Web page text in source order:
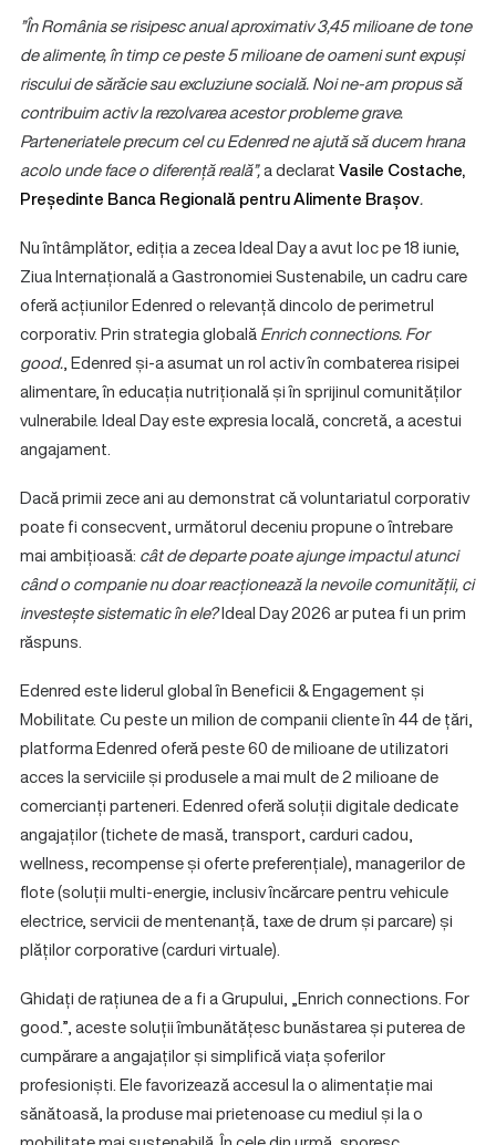
”În România se risipesc anual aproximativ 3,45 milioane de tone
de alimente, în timp ce peste 5 milioane de oameni sunt expuși
riscului de sărăcie sau excluziune socială. Noi ne-am propus să
contribuim activ la rezolvarea acestor probleme grave.
Parteneriatele precum cel cu Edenred ne ajută să ducem hrana
acolo unde face o diferență reală”,a declaratVasile Costache,
Președinte Banca Regională pentru Alimente Brașov.
Nu întâmplător, ediția a zecea Ideal Day a avut loc pe 18 iunie,
Ziua Internațională a Gastronomiei Sustenabile, un cadru care
oferă acțiunilor Edenred o relevanță dincolo de perimetrul
corporativ. Prin strategia globalăEnrich connections. For
good., Edenred și-a asumat un rol activ în combaterea risipei
alimentare, în educația nutrițională și în sprijinul comunităților
vulnerabile. Ideal Day este expresia locală, concretă, a acestui
angajament.
Dacă primii zece ani au demonstrat că voluntariatul corporativ
poate fi consecvent, următorul deceniu propune o întrebare
mai ambițioasă: cât de departe poate ajunge impactul atunci
când o companie nu doar reacționează la nevoile comunității, ci
investește sistematic în ele?Ideal Day 2026 ar putea fi un prim
răspuns.
Edenred este liderul global în Beneficii & Engagement și
Mobilitate. Cu peste un milion de companii cliente în 44 de țări,
platforma Edenred oferă peste 60 de milioane de utilizatori
acces la serviciile și produsele a mai mult de 2 milioane de
comercianți parteneri. Edenred oferă soluții digitale dedicate
angajaților (tichete de masă, transport, carduri cadou,
wellness, recompense și oferte preferențiale), managerilor de
flote (soluții multi-energie, inclusiv încărcare pentru vehicule
electrice, servicii de mentenanță, taxe de drum și parcare) și
plăților corporative (carduri virtuale).
Ghidați de rațiunea de a fi a Grupului, „Enrich connections. For
good.”, aceste soluții îmbunătățesc bunăstarea și puterea de
cumpărare a angajaților și simplifică viața șoferilor
profesioniști. Ele favorizează accesul la o alimentație mai
sănătoasă, la produse mai prietenoase cu mediul și la o